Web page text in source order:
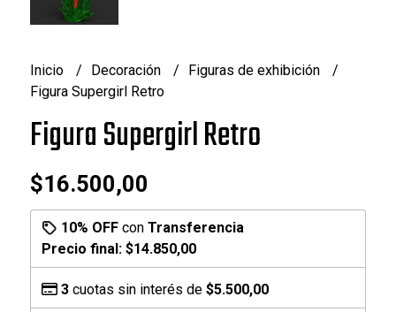
Inicio Decoración
Figuras de exhibición
Figura Supergirl Retro
Figura Supergirl Retro
$16.500,00
10% OFFcon Transferencia
Precio final: $14.850,00
3cuotas sin interés de $5.500,00